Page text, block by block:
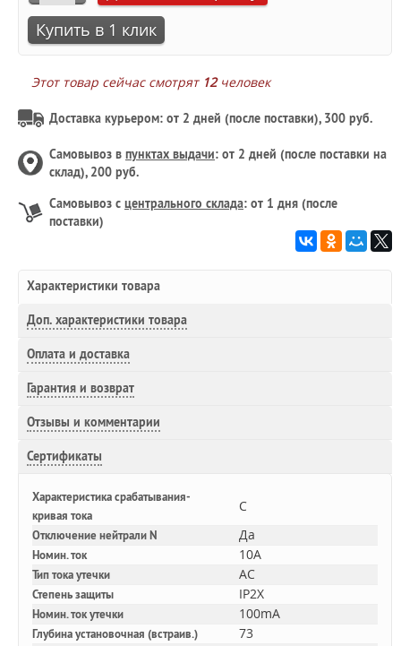
Купить в 1 клик
Этот товар сейчас смотрят 12человек
Доставка курьером: от 2 дней (после поставки), 300 руб.
Самовывоз в пунктах выдачи: от 2 дней (после поставки на
склад), 200 руб.
Самовывоз с центрального склада: от 1 дня (после
поставки)
Характеристики товара
Доп. характеристики товара
Оплата и доставка
Гарантия и возврат
Отзывы и комментарии
Сертификаты
Характеристика срабатывания-
кривая тока
C
Отключение нейтрали N Да
Номин. ток 10A
Тип тока утечки AC
Степень защиты IP2X
Номин. ток утечки 100mA
Глубина установочная (встраив.)
73